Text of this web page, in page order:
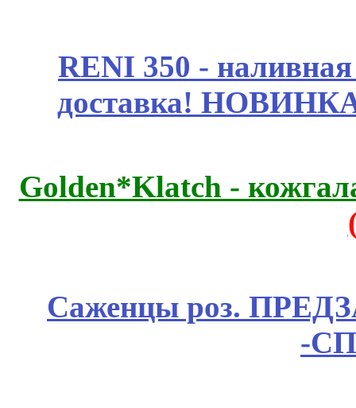
RENI 350 -
доставка!
Golden*Klatch -
Саженцы роз.
-